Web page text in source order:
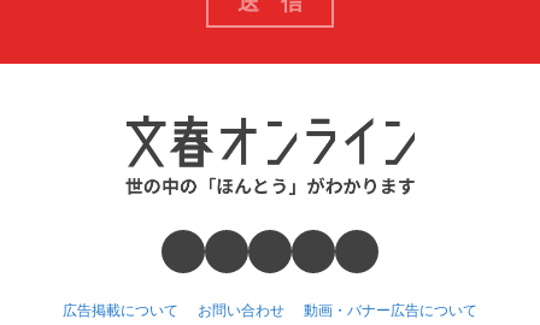
広告掲載について お問い合わせ 動画・バナー広告について